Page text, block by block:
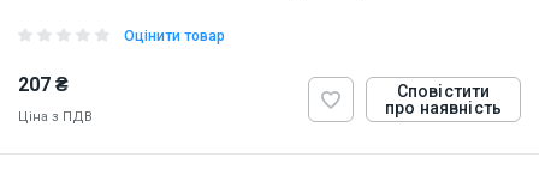
Оцінити товар
207 ₴
Ціна з ПДВ
Сповістити
про наявність